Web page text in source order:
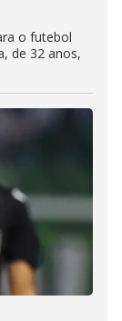
o futebol
de 32 anos,